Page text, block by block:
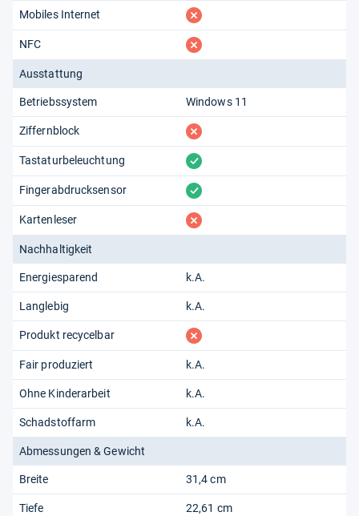
Mobiles Internet fehlt
NFC fehlt
Ausstattung
Betriebssystem Windows 11
Ziffernblock fehlt
Tastaturbeleuchtung vorhanden
Fingerabdrucksensor vorhanden
Kartenleser fehlt
Nachhaltigkeit
Energiesparend k.A.
Langlebig k.A.
Produkt recycelbar fehlt
Fair produziert k.A.
Ohne Kinderarbeit k.A.
Schadstoffarm k.A.
Abmessungen & Gewicht
Breite 31,4 cm
Tiefe 22,61 cm